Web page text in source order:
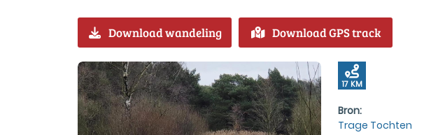
Download wandeling Download GPS track
17 KM
Bron:
Trage Tochten